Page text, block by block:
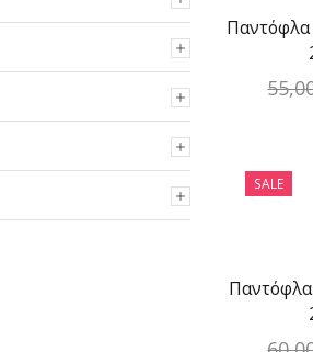
Παντόφλα
SALE